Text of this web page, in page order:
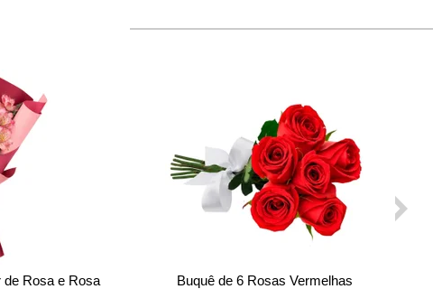
Nacionais
Surpresa de Girassóis no Vaso